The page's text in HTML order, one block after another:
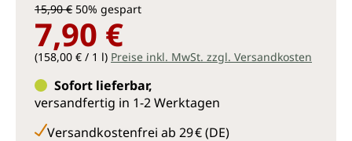
15,90 € 50% gespart
7,90 €
(158,00 € / 1 l) Preise inkl. MwSt. zzgl. Versandkosten
Sofort lieferbar,
versandfertig in 1-2 Werktagen
Versandkostenfrei ab 29 € (DE)